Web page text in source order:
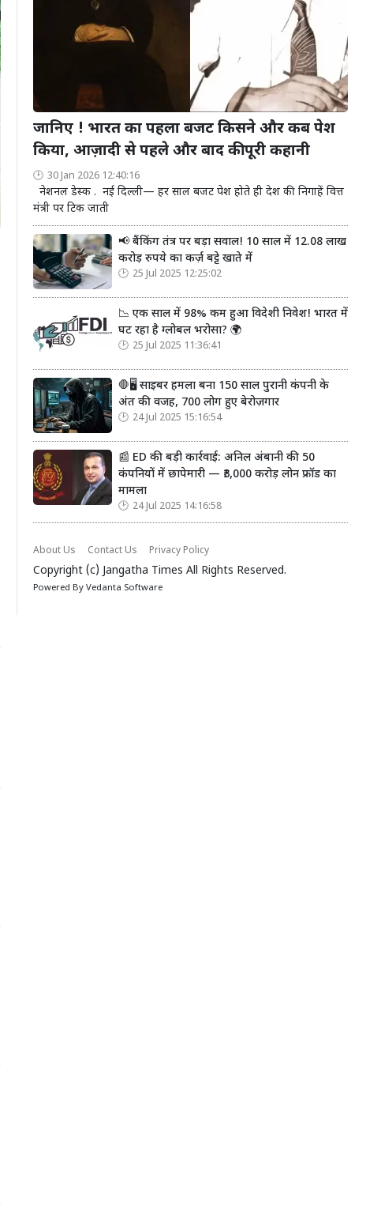
जानिए ! भारत का पहला बजट किसने और कब पेश
किया, आज़ादी से पहले और बाद की पूरी कहानी
30 Jan 2026 12:40:16
नेशनल डेस्क . नई दिल्ली— हर साल बजट पेश होते ही देश की निगाहें वित्त
मंत्री पर टिक जाती
📢 बैंकिंग तंत्र पर बड़ा सवाल! 10 साल में 12.08 लाख
करोड़ रुपये का कर्ज़ बट्टे खाते में
25 Jul 2025 12:25:02
📉 एक साल में 98% कम हुआ विदेशी निवेश! भारत में
घट रहा है ग्लोबल भरोसा? 🌍
25 Jul 2025 11:36:41
🛑🖥️ साइबर हमला बना 150 साल पुरानी कंपनी के
अंत की वजह, 700 लोग हुए बेरोज़गार
24 Jul 2025 15:16:54
📰 ED की बड़ी कार्रवाई: अनिल अंबानी की 50
कंपनियों में छापेमारी — ₹3,000 करोड़ लोन फ्रॉड का
मामला
24 Jul 2025 14:16:58
About Us Contact Us Privacy Policy
Copyright (c) Jangatha Times All Rights Reserved.
Powered By Vedanta Software